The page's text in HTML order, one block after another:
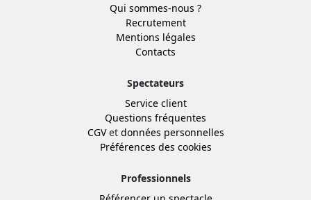
Qui sommes-nous ?
Recrutement
Mentions légales
Contacts
Spectateurs
Service client
Questions fréquentes
CGVet données personnelles
Préférences des cookies
Professionnels